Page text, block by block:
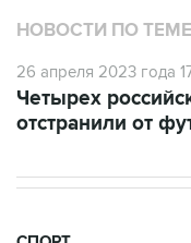
НОВОСТИ ПО ТЕМЕ
26 апреля 2023 года
Четырех
отстранили от